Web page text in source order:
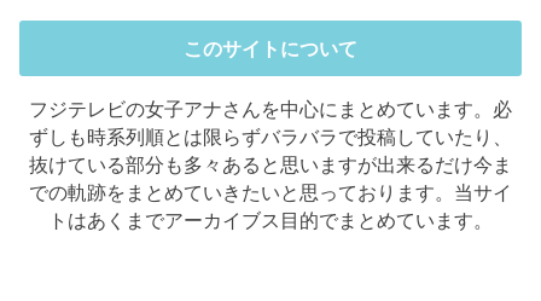
このサイトについて
フジテレビの女子アナさんを中心にまとめています。必
ずしも時系列順とは限らずバラバラで投稿していたり、
抜けている部分も多々あると思いますが出来るだけ今ま
での軌跡をまとめていきたいと思っております。当サイ
トはあくまでアーカイブス目的でまとめています。